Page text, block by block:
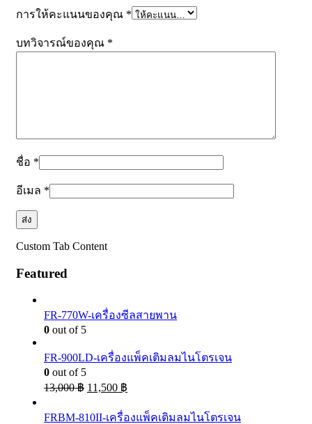
การให้คะแนนของคุณ *
บทวิจารณ์ของคุณ *
ชื่อ *
อีเมล *
Custom Tab Content
Featured
FR-770W-เครื่องซีลสายพาน
0 out of 5
FR-900LD-เครื่องแพ็คเติมลมไนโตรเจน
0 out of 5
13,000฿ 11,500 ฿
FRBM-810II-เครื่องแพ็คเติมลมไนโตรเจน